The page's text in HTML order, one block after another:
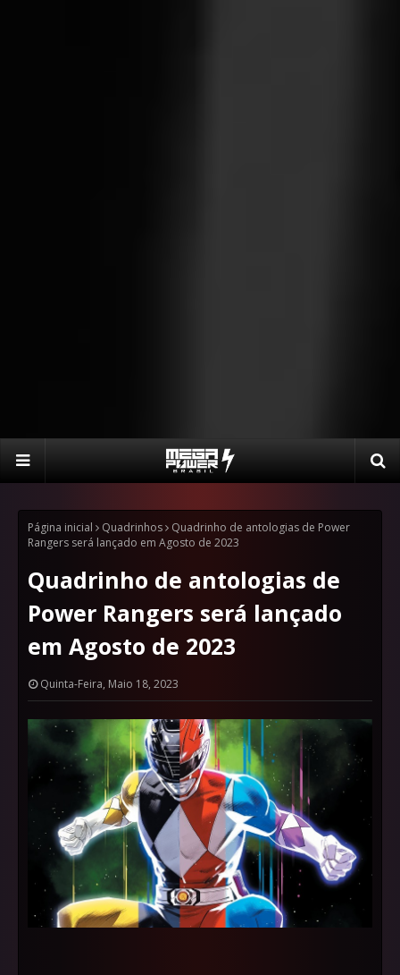
Página inicial Quadrinhos
Quadrinho de antologias de Power
Rangers será lançado em Agosto de 2023
Quadrinho de antologias de
Power Rangers será lançado
em Agosto de 2023
Quinta-Feira, Maio 18, 2023